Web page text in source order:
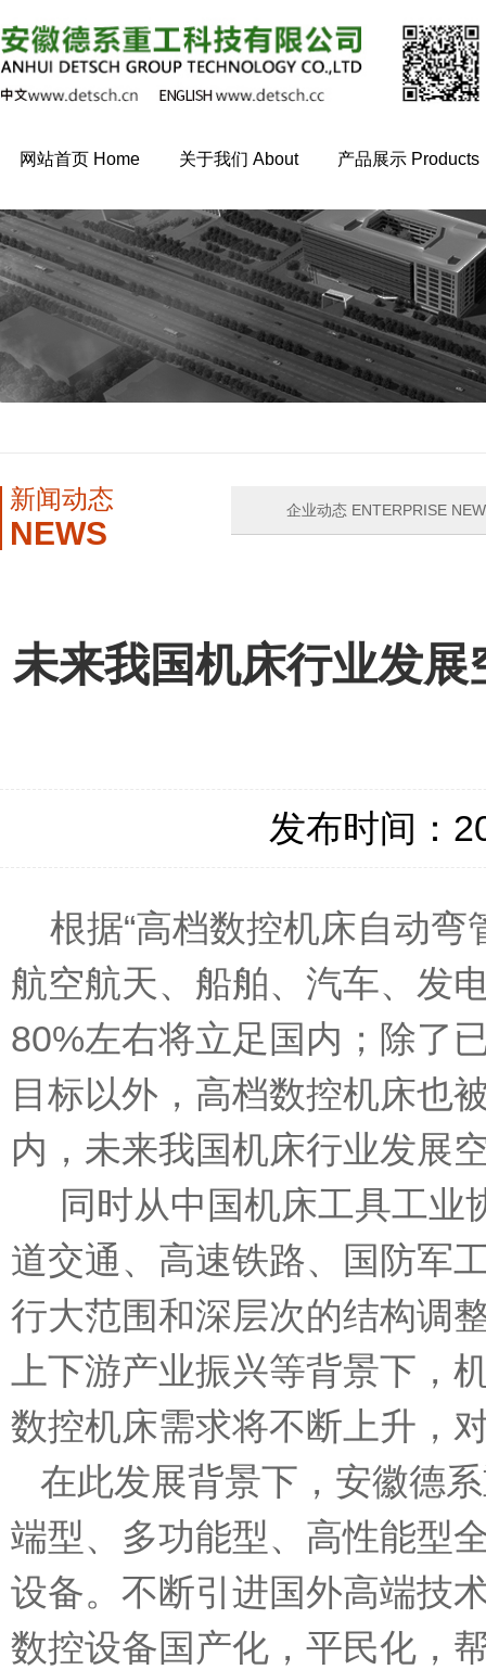
网站首页 Home 关于我们 About 产品展示 Products
新闻动态
NEWS
企业动态 ENTERPRISE
未来我国机床行业发
发布时间：
根据“高档数控机床自动弯
航空航天、船舶、汽车、发
80%左右将立足国内；除了
目标以外，高档数控机床也
内，未来我国机床行业发展
同时从中国机床工具工业
道交通、高速铁路、国防军
行大范围和深层次的结构调
上下游产业振兴等背景下，
数控机床需求将不断上升，
在此发展背景下，安徽德
端型、多功能型、高性能型
设备。不断引进国外高端技
数控设备国产化，平民化，